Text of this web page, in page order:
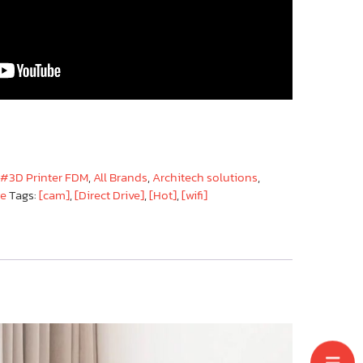
Printer FDM,All Brands,Architech solutions,
Tags:[cam],[Direct Drive],[Hot],[wifi]